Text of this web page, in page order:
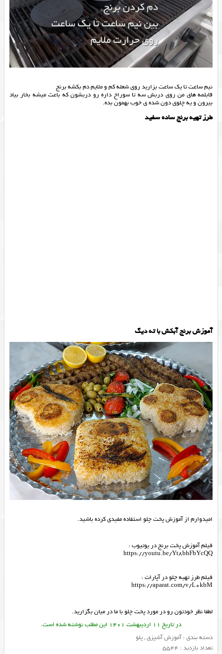
نیم ساعت تا یک ساعت بزارید روی شعله کم و ملایم دم بکشه برنج
قابلمه های من روی دربش سه تا سوراخ داره رو دربشون که باعث میشه بخار بیاد
بیرون و یه چلوی دون شده ی خوب بهمون بده.
طرز تهیه برنج ساده سفید
آموزش برنج آبکش با ته دیگ
امیدوارم از آموزش پخت چلو استفاده مفیدی کرده باشید.
فیلم آموزش پخت برنج در یوتیوب :
https://youtu.be/Yt8bhFbYcQQ
فیلم طرز تهیه چلو در آپارات :
https://aparat.com/v/L0kbM
لطفا نظر خودتون رو در مورد پخت چلو با ما در میان بگزارید.
در تاریخ 11 اردیبهشت 1401 این مطلب نوشته شده است.
دسته بندی :آموزش آشپزی,پلو
تعداد بازدید : 5544